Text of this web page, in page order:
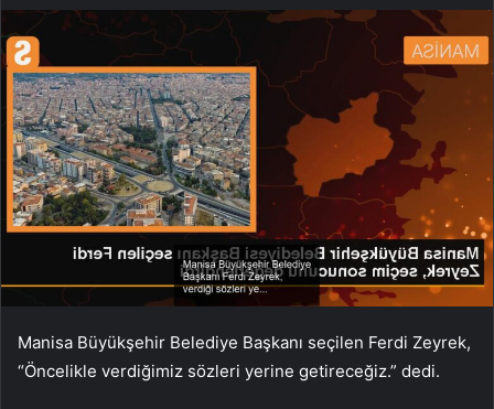
Manisa Büyükşehir Belediye Başkanı seçilen Ferdi Zeyrek,
“Öncelikle verdiğimiz sözleri yerine getireceğiz.” dedi.